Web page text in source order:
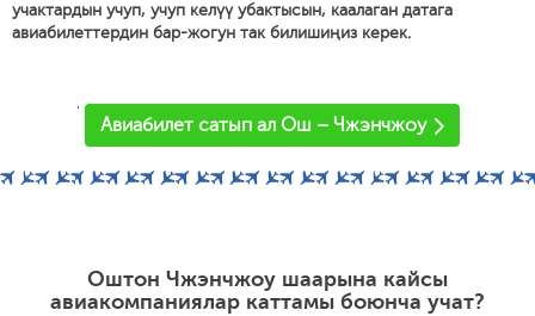
учактардын учуп, учуп келүү убактысын, каалаган датага
авиабилеттердин бар-жогун так билишиңиз керек.
'
Авиабилет сатып ал Ош – Чжэнчжоу
Оштон Чжэнчжоу шаарына кайсы
авиакомпаниялар каттамы боюнча учат?